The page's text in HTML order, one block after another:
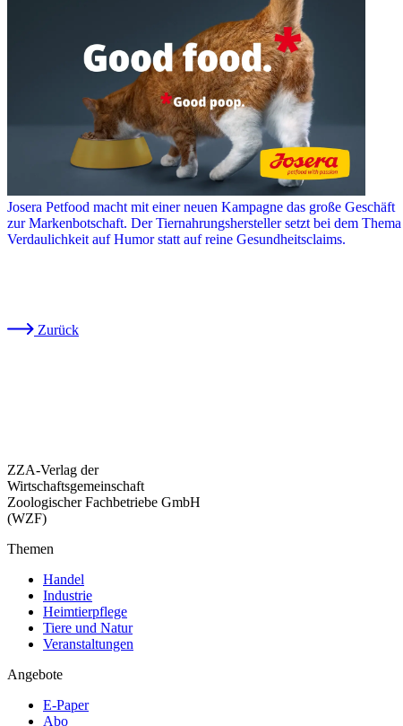
Josera Petfood macht mit einer neuen Kampagne das große Geschäft
zur Markenbotschaft. Der Tiernahrungshersteller setzt bei dem Thema
Verdaulichkeit auf Humor statt auf reine Gesundheitsclaims.
Zurück
ZZA-Verlag der
Wirtschaftsgemeinschaft
Zoologischer Fachbetriebe GmbH
(WZF)
Themen
Handel
Industrie
Heimtierpflege
Tiere und Natur
Veranstaltungen
Angebote
E-Paper
Abo